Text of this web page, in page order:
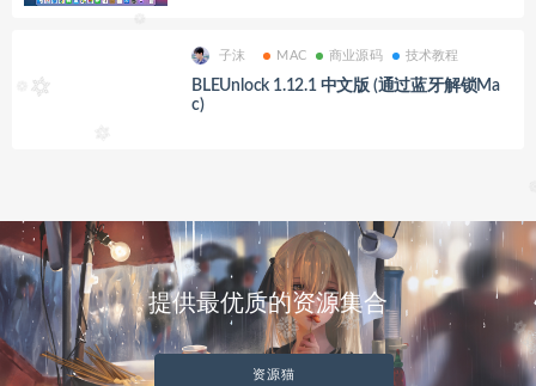
子沫 MAC 商业源码 技术教程
BLEUnlock 1.12.1 中文版 (通过蓝牙解锁Ma
c)
提供最优质的资源集合
资源猫